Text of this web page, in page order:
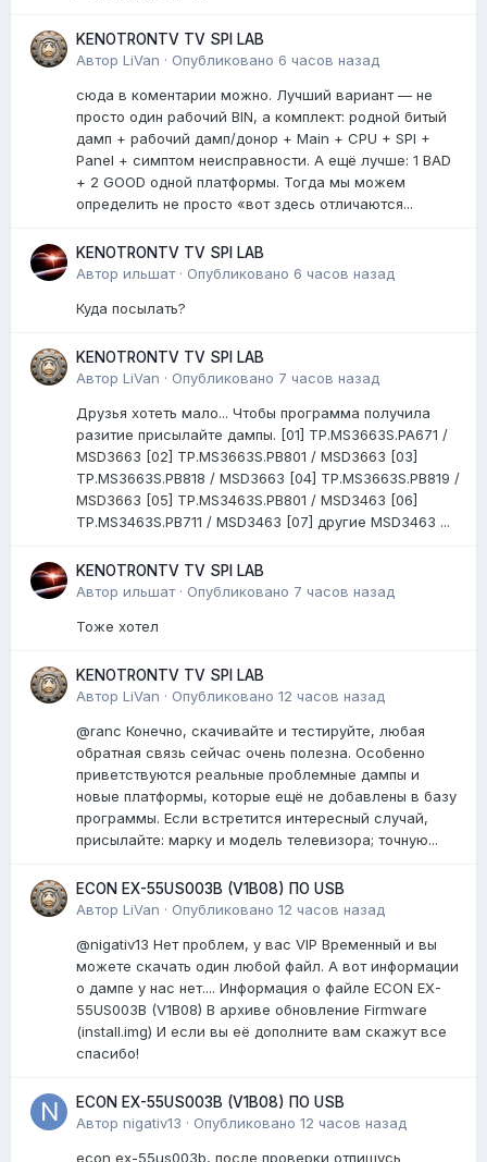
KENOTRONTV TV SPI LAB
Автор LiVan · Опубликовано 6 часов назад
сюда в коментарии можно. Лучший вариант — не
просто один рабочий BIN, а комплект: родной битый
дамп + рабочий дамп/донор + Main + CPU + SPI +
Panel + симптом неисправности. А ещё лучше: 1 BAD
+ 2 GOOD одной платформы. Тогда мы можем
определить не просто «вот здесь отличаются...
KENOTRONTV TV SPI LAB
Автор ильшат· Опубликовано 6 часов назад
Куда посылать?
KENOTRONTV TV SPI LAB
Автор LiVan · Опубликовано 7 часов назад
Друзья хотеть мало... Чтобы программа получила
разитие присылайте дампы. [01] TP.MS3663S.PA671 /
MSD3663 [02] TP.MS3663S.PB801 / MSD3663 [03]
TP.MS3663S.PB818 / MSD3663 [04] TP.MS3663S.PB819 /
MSD3663 [05] TP.MS3463S.PB801 / MSD3463 [06]
TP.MS3463S.PB711 / MSD3463 [07] другие MSD3463 ...
KENOTRONTV TV SPI LAB
Автор ильшат· Опубликовано 7 часов назад
Тоже хотел
KENOTRONTV TV SPI LAB
Автор LiVan · Опубликовано 12 часов назад
@ranc Конечно, скачивайте и тестируйте, любая
обратная связь сейчас очень полезна. Особенно
приветствуются реальные проблемные дампы и
новые платформы, которые ещё не добавлены в базу
программы. Если встретится интересный случай,
присылайте: марку и модель телевизора; точную...
ECON EX-55US003B (V1B08) ПО USB
Автор LiVan · Опубликовано 12 часов назад
@nigativ13 Нет проблем, у вас VIP Временный и вы
можете скачать один любой файл. А вот информации
о дампе у нас нет.... Информация о файле ECON EX-
55US003B (V1B08) В архиве обновление Firmware
(install.img) И если вы её дополните вам скажут все
спасибо!
ECON EX-55US003B (V1B08) ПО USB
Автор nigativ13 · Опубликовано 12 часов назад
econ ex-55us003b, после проверки отпишусь